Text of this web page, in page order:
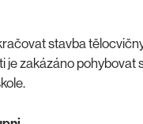
stavba
zakázáno pohybovat